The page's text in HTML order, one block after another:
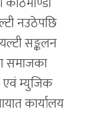
नउठेपछि
सङ्कलन
समाजका
एवं म्युजिक
कार्यालय